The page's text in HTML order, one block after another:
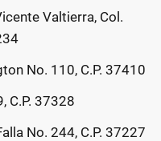
Valtierra, Col.
No. 110, C.P. 37410
C.P. 37328
No. 244, C.P. 37227